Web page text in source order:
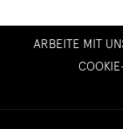
ARBEITE MIT